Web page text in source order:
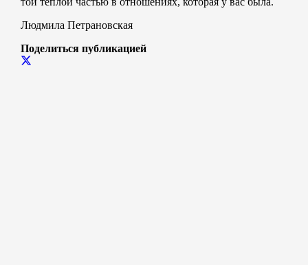
Людмила Петрановская
Поделиться публикацией